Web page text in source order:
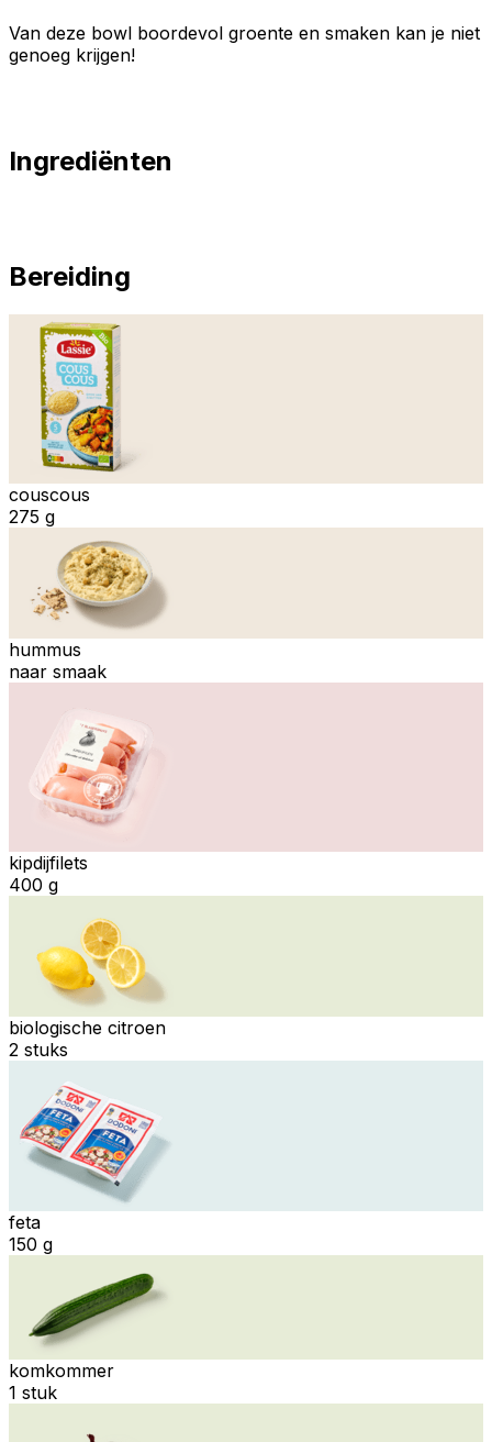
Van deze bowl boordevol groente en smaken kan je niet
genoeg krijgen!
Ingrediënten
Bereiding
couscous
275 g
hummus
naar smaak
kipdijfilets
400 g
biologische citroen
2 stuks
feta
150 g
komkommer
1 stuk